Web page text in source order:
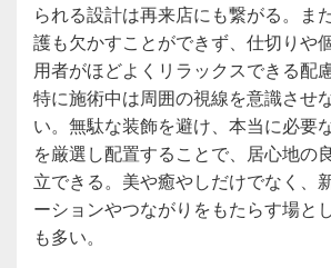
られる設計は再来店にも繋がる。ま
護も欠かすことができず、仕切りや
用者がほどよくリラックスできる配
特に施術中は周囲の視線を意識させ
い。無駄な装飾を避け、本当に必要
を厳選し配置することで、居心地の
立できる。美や癒やしだけでなく、
ーションやつながりをもたらす場と
も多い。